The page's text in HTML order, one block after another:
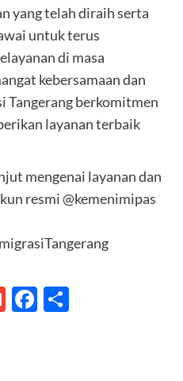
yang telah diraih serta
untuk terus
di masa
kebersamaan dan
Tangerang berkomitmen
layanan terbaik
mengenai layanan dan
resmi @kemenimipas
GmailFacebook
Share